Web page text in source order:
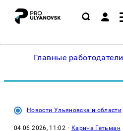
Главные работодатели
Новости Ульяновска и области
04.06.2026, 11:02 · Карина Гетьман